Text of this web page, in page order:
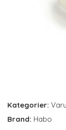
Kategorier:
Brand: Habo